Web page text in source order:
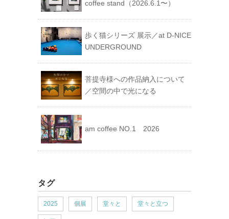
coffee stand（2026.6.1〜）
歩く猫シリーズ 展示／at D-NICE
UNDERGROUND
菩提寺様への作品納入について
／空間の中で光になる
am coffee NO.1 2026
タグ
2025 個展 堂々と 堂々と立つ